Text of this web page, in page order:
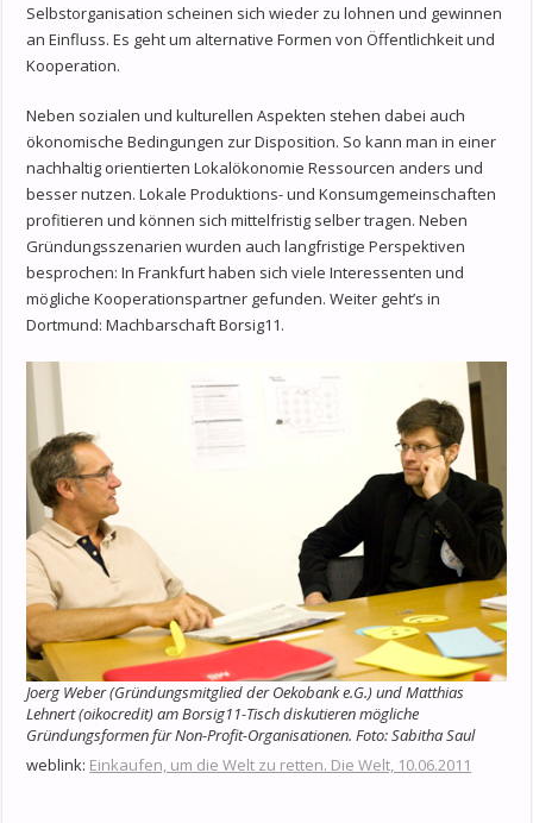
Selbstorganisation scheinen sich wieder zu lohnen und gewinnen
an Einfluss. Es geht um alternative Formen von Öffentlichkeit und
Kooperation.
Neben sozialen und kulturellen Aspekten stehen dabei auch
ökonomische Bedingungen zur Disposition. So kann man in einer
nachhaltig orientierten Lokalökonomie Ressourcen anders und
besser nutzen. Lokale Produktions- und Konsumgemeinschaften
profitieren und können sich mittelfristig selber tragen. Neben
Gründungsszenarien wurden auch langfristige Perspektiven
besprochen: In Frankfurt haben sich viele Interessenten und
mögliche Kooperationspartner gefunden. Weiter geht’s in
Dortmund: Machbarschaft Borsig11.
Joerg Weber (Gründungsmitglied der Oekobank e.G.) und Matthias
Lehnert (oikocredit) am Borsig11-Tisch diskutieren mögliche
Gründungsformen für Non-Profit-Organisationen. Foto: Sabitha Saul
weblink: Einkaufen, um die Welt zu retten. Die Welt, 10.06.2011